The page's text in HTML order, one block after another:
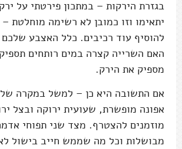
בגזרת הירקות – במתכון פירטתי על
יתאימו וזו כמובן לא רשימה מוחלטת
להוסיף עוד רכיבים. כלל האצבע שלכם
האם השרייה קצרה במים רותחים
מספיק את הירק.
אם התשובה היא כן – למשל במקרה של
אפונה מופשרת, שעועית ירוקה ובצל
מוזמנים להצטרף. מצד שני תפוחי
מבושלות וכל מה שממש חייב בישול